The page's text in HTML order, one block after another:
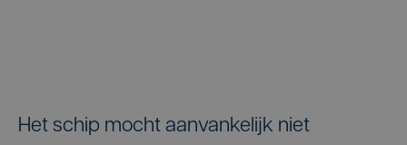
Het schip mocht aanvankelijk niet